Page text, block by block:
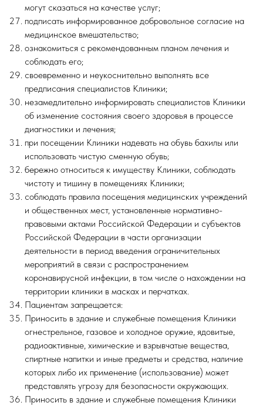
могут сказаться на качестве услуг;
подписать информированное добровольное согласие на
медицинское вмешательство;
ознакомиться с рекомендованным планом лечения и
соблюдать его;
своевременно и неукоснительно выполнять все
предписания специалистов Клиники;
незамедлительно информировать специалистов Клиники
об изменение состояния своего здоровья в процессе
диагностики и лечения;
при посещении Клиники надевать на обувь бахилы или
использовать чистую сменную обувь;
бережно относиться к имуществу Клиники, соблюдать
чистоту и тишину в помещениях Клиники;
соблюдать правила посещения медицинских учреждений
и общественных мест, установленные нормативно-
правовыми актами Российской Федерации и субъектов
Российской Федерации в части организации
деятельности в период введения ограничительных
мероприятий в связи с распространением
коронавирусной инфекции, в том числе о нахождении на
территории клиники в масках и перчатках.
Пациентам запрещается:
Приносить в здание и служебные помещения Клиники
огнестрельное, газовое и холодное оружие, ядовитые,
радиоактивные, химические и взрывчатые вещества,
спиртные напитки и иные предметы и средства, наличие
которых либо их применение (использование) может
представлять угрозу для безопасности окружающих.
Приносить в здание и служебные помещения Клиники